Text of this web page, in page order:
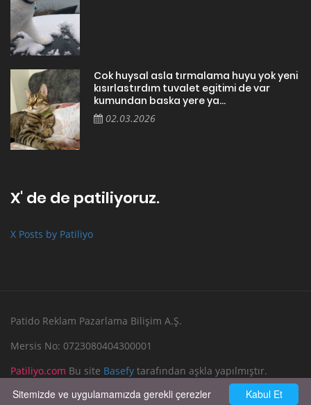
Cok huysal asla tırmalama huyu yok yeni
kısırlastırdım tuvalet egitimi de var
kumundan baska yere ya...
02.03.2026
X' de de patiliyoruz.
X Posts by Patiliyo
Patido Reklam Pazarlama Bilişim A.Ş.
Mersis No: 0723080404300001
Patiliyo.com Bu site Basefy tarafından aşkla yapılmıştır.
Reklam Verin
Bize Yazın
Kabul Et
Sitemizde ve uygulamamızda gerekli çerezler